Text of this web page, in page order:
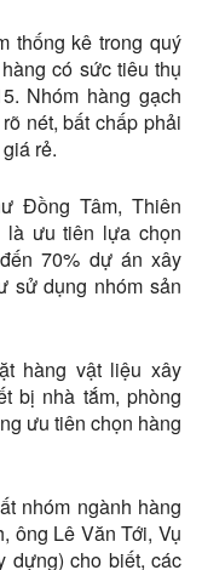
thống kê trong quý
có sức tiêu thụ
Nhóm hàng gạch
nét, bất chấp phải
rẻ.
Đồng Tâm, Thiên
ưu tiên lựa chọn
70% dự án xây
sử dụng nhóm sản
hàng vật liệu xây
bị nhà tắm, phòng
ưu tiên chọn hàng
nhóm ngành hàng
ông Lê Văn Tới, Vụ
dựng) cho biết, các